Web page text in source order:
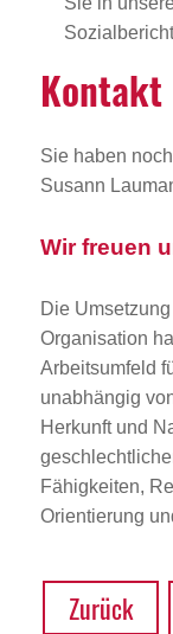
Kontakt
Sie haben
Susann
Wir freuen
Die
Organisation
Arbeitsumfeld
unabhängig
Herkunft und
Fähigkeiten,
Orientierung
Zurück